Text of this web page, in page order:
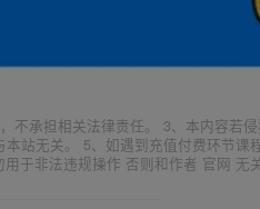
不承担相关法律责任。 3、本内容若
站无关。 5、如遇到充值付费环节课
于非法违规操作 否则和作者 官网 无